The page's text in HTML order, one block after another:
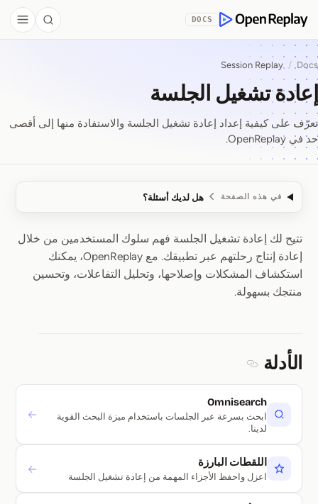
OpenReplay
DOCS
Search
Docs
/
Session Replay
إعادة تشغيل الجلسة
تعرّف على كيفية إعداد إعادة تشغيل الجلسة والاستفادة منها إلى أقصى
حد في OpenReplay.
في هذه الصفحة هل لديك أسئلة؟
إعادة تشغيل الجلسة
تتيح لك إعادة تشغيل الجلسة فهم سلوك المستخدمين من خلال
إعادة إنتاج رحلتهم عبر تطبيقك. مع OpenReplay، يمكنك
استكشاف المشكلات وإصلاحها، وتحليل التفاعلات، وتحسين
منتجك بسهولة.
الأدلة
Omnisearch
ابحث بسرعة عبر الجلسات باستخدام ميزة البحث القوية
لدينا.
→
اللقطات البارزة
اعزل واحفظ الأجزاء المهمة من إعادة تشغيل الجلسة
→